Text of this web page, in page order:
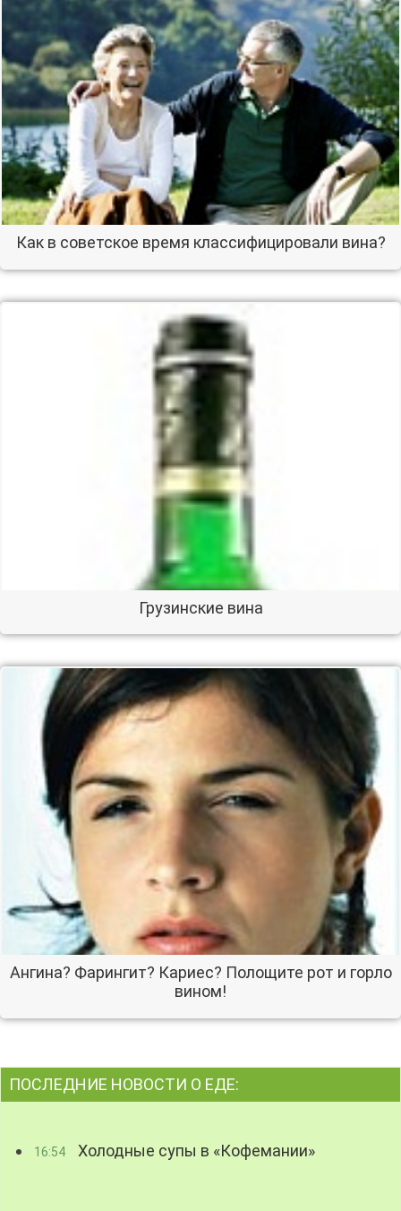
Как в советское время классифицировали вина?
Грузинские вина
Ангина? Фарингит? Кариес? Полощите рот и горло
вином!
ПОСЛЕДНИЕ НОВОСТИ О ЕДЕ:
16:54 Холодные супы в «Кофемании»